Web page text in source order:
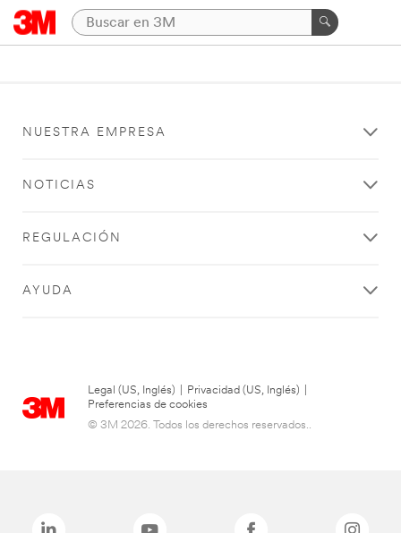
NUESTRA EMPRESA
NOTICIAS
REGULACIÓN
AYUDA
Legal (US, Inglés) Privacidad (US, Inglés)
Preferencias de cookies
© 3M 2026. Todos los derechos reservados..